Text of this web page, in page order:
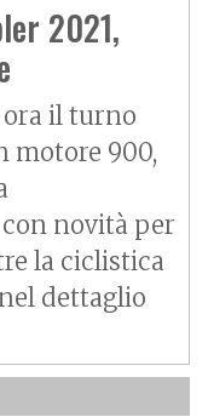
2021,
ora il turno
motore 900,
con novità per
la ciclistica
dettaglio